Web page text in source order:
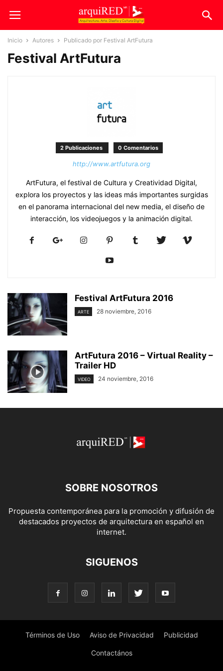
Inicio Autores Publicado por Festival ArtFutura
Festival ArtFutura
2 Publicaciones 0 Comentarios
http://www.artfutura.org
ArtFutura, el festival de Cultura y Creatividad Digital,
explora los proyectos y las ideas más importantes surgidas
en el panorama internacional del new media, el diseño de
interacción, los videojuegos y la animación digital.
Festival ArtFutura 2016
ARTE 28 noviembre, 2016
ArtFutura 2016 – Virtual Reality –
Trailer HD
VIDEO 24 noviembre, 2016
SOBRE NOSOTROS
Propuesta contemporánea para la promoción y difusión de
destacados proyectos de arquitectura en español en
internet.
SIGUENOS
Términos de Uso Aviso de Privacidad Publicidad
Contactános